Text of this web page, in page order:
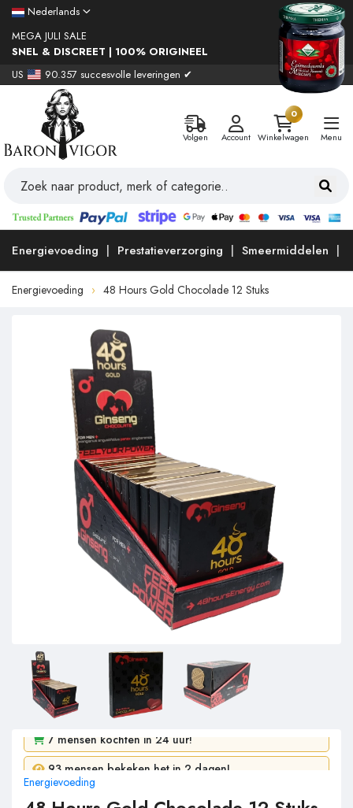
Nederlands
MEGA JULI SALE
SNEL & DISCREET | 100% ORIGINEEL
US
90.357 succesvolle leveringen ✔
Volgen Account
0
Winkelwagen
Menu
Energievoeding Prestatieverzorging Smeermiddelen
Energievoeding 48 Hours Gold Chocolade 12 Stuks
7 mensen kochten in 24 uur!
93 mensen bekeken het in 2 dagen!
Energievoeding